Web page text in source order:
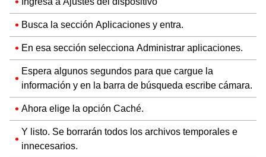
Busca la sección Aplicaciones y entra.
En esa sección selecciona Administrar aplicaciones.
Espera algunos segundos para que cargue la
información y en la barra de búsqueda escribe cámara.
Ahora elige la opción Caché.
Y listo. Se borrarán todos los archivos temporales e
innecesarios.